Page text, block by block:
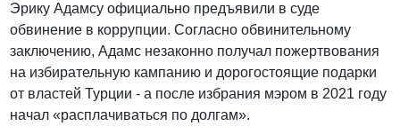
Эрику Адамсу официально предъявили в суде
обвинение в коррупции. Согласно обвинительному
заключению, Адамс незаконно получал пожертвования
на избирательную кампанию и дорогостоящие подарки
от властей Турции - а после избрания мэром в 2021 году
начал «расплачиваться по долгам».